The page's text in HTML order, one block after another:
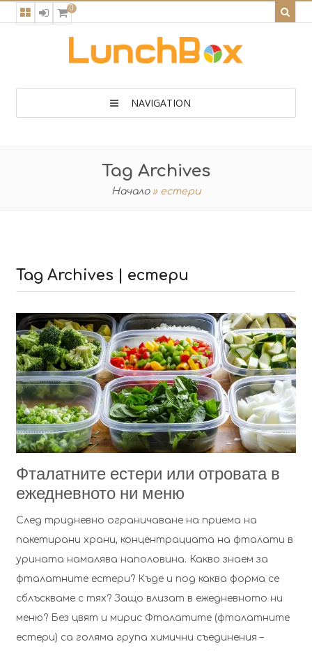
0
NAVIGATION
Tag Archives
Начало » естери
Tag Archives | естери
Фталатните естери или отровата в
ежедневното ни меню
След тридневно ограничаване на приема на
пакетирани храни, концентрациата на фталати в
урината намалява наполовина. Какво знаем за
фталатните естери? Къде и под каква форма се
сблъскваме с тях? Защо влизат в ежедневното ни
меню? Без цвят и мирис Фталатите (фталатните
естери) са голяма група химични съединения –